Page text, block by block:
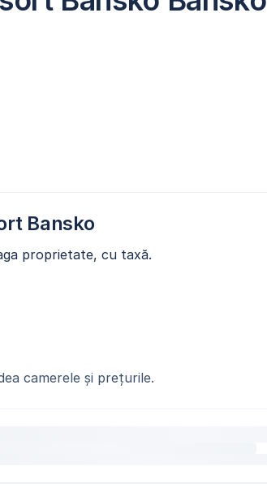
Bansko
proprietate, cu taxă.
camerele și prețurile.